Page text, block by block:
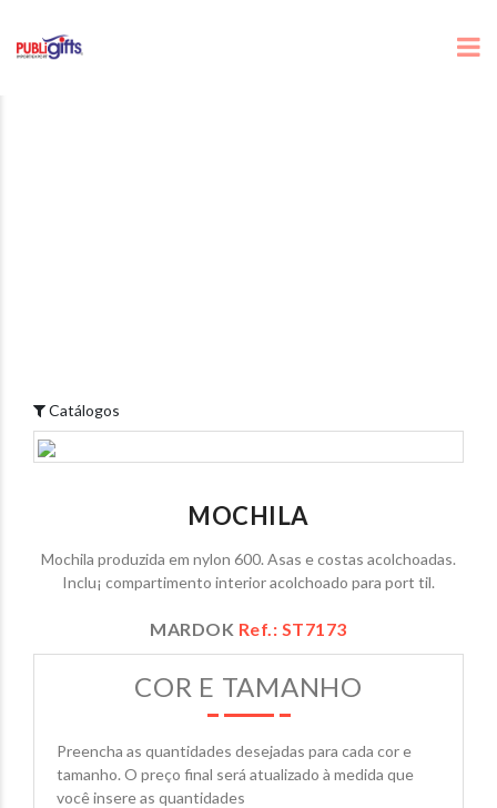
Catálogos
MOCHILA
Mochila produzida em nylon 600. Asas e costas acolchoadas.
Inclu¡ compartimento interior acolchoado para port til.
MARDOK Ref.: ST7173
COR E TAMANHO
Preencha as quantidades desejadas para cada cor e
tamanho. O preço final será atualizado à medida que
você insere as quantidades